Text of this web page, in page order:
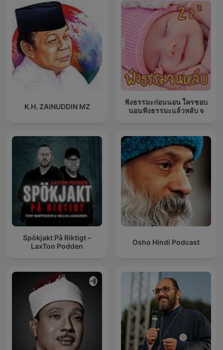
K.H. ZAINUDDIN MZ
ฟังธรรมะก่อนนอน ใครชอบ
นอนฟังธรรมะแล้วหลับ จ
Spökjakt På Riktigt –
LaxTon Podden
Osho Hindi Podcast